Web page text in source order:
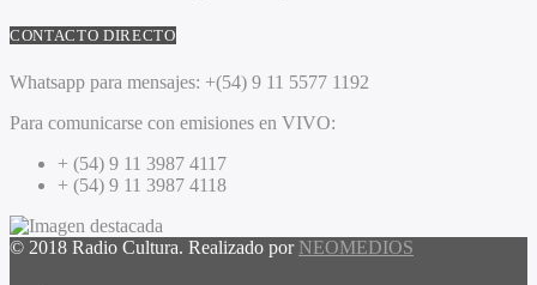
CONTACTO DIRECTO
Whatsapp para mensajes: +(54) 9 11 5577 1192
Para comunicarse con emisiones en VIVO:
+ (54) 9 11 3987 4117
+ (54) 9 11 3987 4118
© 2018 Radio Cultura. Realizado por NEOMEDIOS